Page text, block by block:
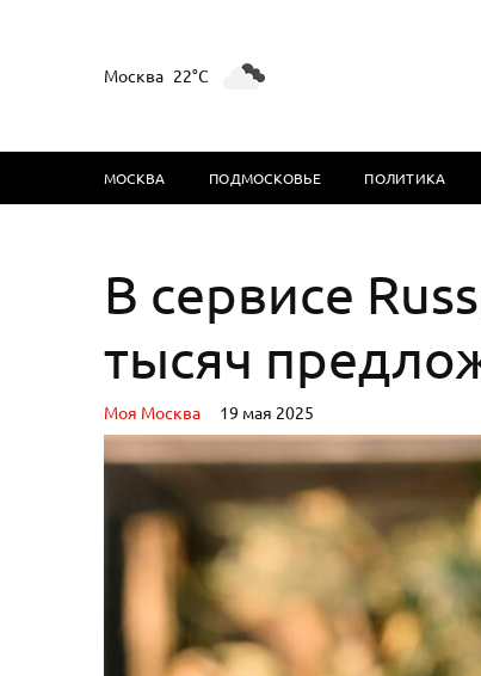
Москва 22°C
МОСКВА ПОДМОСКОВЬЕ ПОЛИТИКА
В сервисе
тысяч
Моя Москва 19 мая 2025